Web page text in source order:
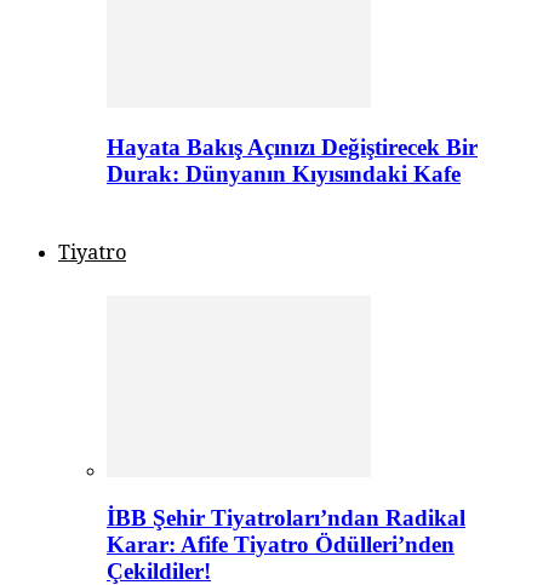
Hayata Bakış Açınızı Değiştirecek Bir
Durak: Dünyanın Kıyısındaki Kafe
Tiyatro
İBB Şehir Tiyatroları’ndan Radikal
Karar: Afife Tiyatro Ödülleri’nden
Çekildiler!